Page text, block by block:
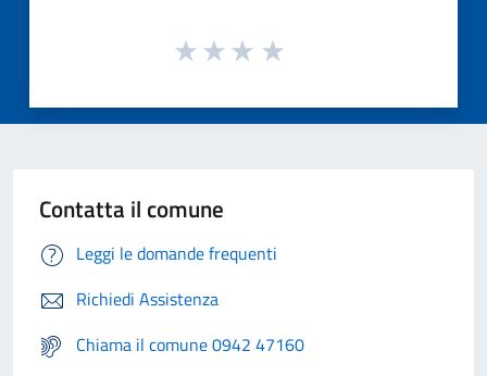
Contatta il comune
Leggi le domande frequenti
Richiedi Assistenza
Chiama il comune 0942 47160